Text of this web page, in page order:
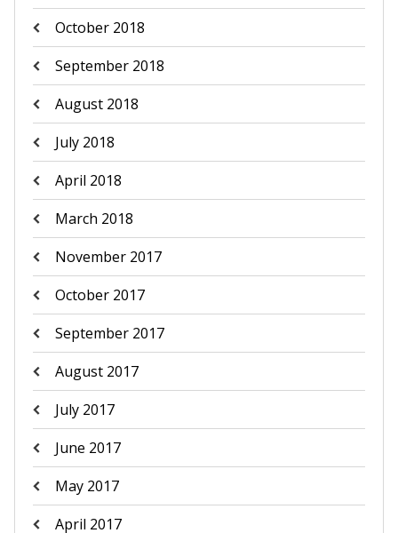
October 2018
September 2018
August 2018
July 2018
April 2018
March 2018
November 2017
October 2017
September 2017
August 2017
July 2017
June 2017
May 2017
April 2017